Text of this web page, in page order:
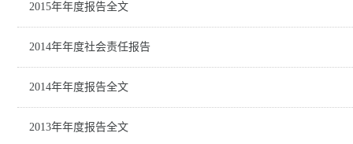
2015年年度报告全文
2014年年度社会责任报告
2014年年度报告全文
2013年年度报告全文